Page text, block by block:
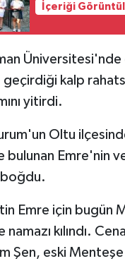
İçeriği
kalp
yitirdi.
Oltu
Emre'nin
boğdu.
Emre için bugün
kılındı.
Şen, eski